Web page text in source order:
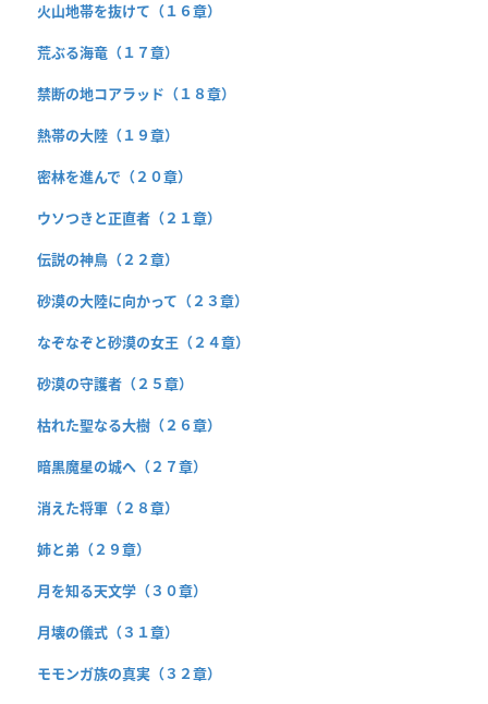
火山地帯を抜けて（１６章）
荒ぶる海竜（１７章）
禁断の地コアラッド（１８章）
熱帯の大陸（１９章）
密林を進んで（２０章）
ウソつきと正直者（２１章）
伝説の神鳥（２２章）
砂漠の大陸に向かって（２３章）
なぞなぞと砂漠の女王（２４章）
砂漠の守護者（２５章）
枯れた聖なる大樹（２６章）
暗黒魔星の城へ（２７章）
消えた将軍（２８章）
姉と弟（２９章）
月を知る天文学（３０章）
月壊の儀式（３１章）
モモンガ族の真実（３２章）